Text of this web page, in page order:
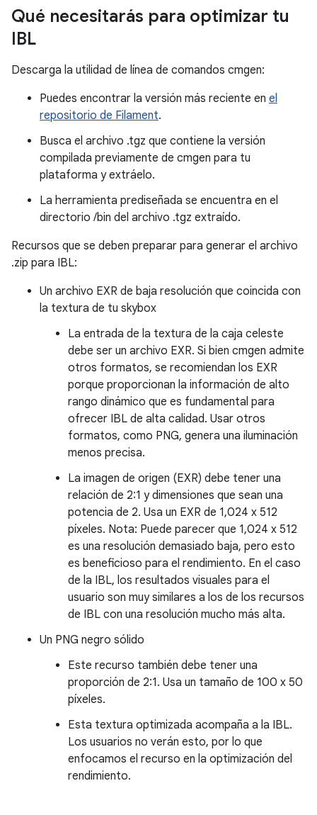
Qué necesitarás para optimizar tu
IBL
Descarga la utilidad de línea de comandos cmgen:
Puedes encontrar la versión más reciente en el
repositorio de Filament.
Busca el archivo .tgz que contiene la versión
compilada previamente de cmgen para tu
plataforma y extráelo.
La herramienta prediseñada se encuentra en el
directorio /bin del archivo .tgz extraído.
Recursos que se deben preparar para generar el archivo
.zip para IBL:
Un archivo EXR de baja resolución que coincida con
la textura de tu skybox
La entrada de la textura de la caja celeste
debe ser un archivo EXR. Si bien cmgen admite
otros formatos, se recomiendan los EXR
porque proporcionan la información de alto
rango dinámico que es fundamental para
ofrecer IBL de alta calidad. Usar otros
formatos, como PNG, genera una iluminación
menos precisa.
La imagen de origen (EXR) debe tener una
relación de 2:1 y dimensiones que sean una
potencia de 2. Usa un EXR de 1,024 x 512
píxeles. Nota: Puede parecer que 1,024 x 512
es una resolución demasiado baja, pero esto
es beneficioso para el rendimiento. En el caso
de la IBL, los resultados visuales para el
usuario son muy similares a los de los recursos
de IBL con una resolución mucho más alta.
Un PNG negro sólido
Este recurso también debe tener una
proporción de 2:1. Usa un tamaño de 100 x 50
píxeles.
Esta textura optimizada acompaña a la IBL.
Los usuarios no verán esto, por lo que
enfocamos el recurso en la optimización del
rendimiento.